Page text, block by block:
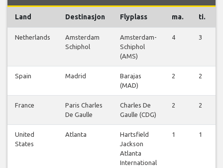
Land Destinasjon Flyplass ma. ti.
Netherlands
Amsterdam
Schiphol
Amsterdam-
Schiphol
(AMS)
4 3
Spain Madrid
Barajas
(MAD)
2 2
France
Paris Charles
De Gaulle
Charles De
Gaulle (CDG)
2 2
United
States
Atlanta
Hartsfield
Jackson
Atlanta
International
1 1